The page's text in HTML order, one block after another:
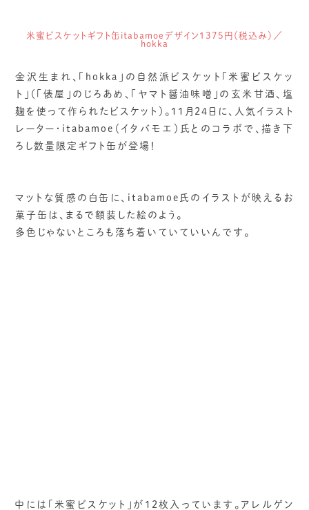
米蜜ビスケットギフト缶itabamoeデザイン1375円（税込み）／
hokka
金沢生まれ、「hokka」の自然派ビスケット「米蜜ビスケッ
ト」（「俵屋」のじろあめ、「ヤマト醤油味噌」の玄米甘酒、塩
麹を使って作られたビスケット）。11月24日に、人気イラスト
レーター・itabamoe（イタバモエ）氏とのコラボで、描き下
ろし数量限定ギフト缶が登場！
マットな質感の白缶に、itabamoe氏のイラストが映えるお
菓子缶は、まるで額装した絵のよう。
多色じゃないところも落ち着いていていいんです。
中には「米蜜ビスケット」が12枚入っています。アレルゲン